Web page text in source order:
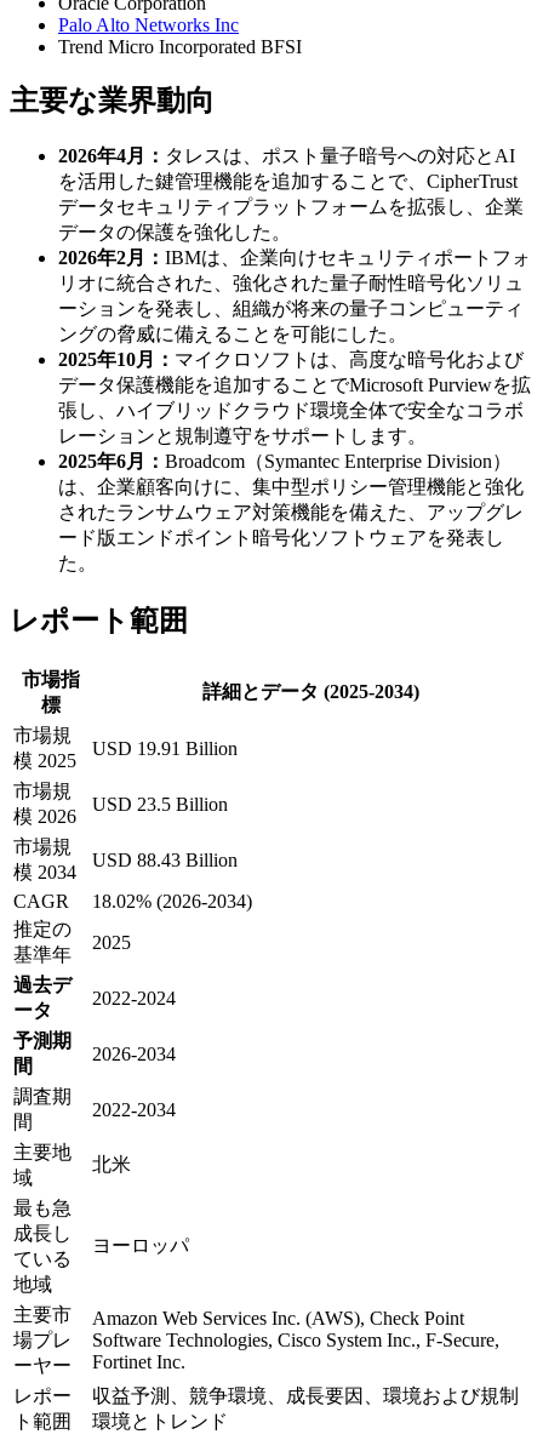
Palo Alto Networks Inc
Trend Micro Incorporated BFSI
主要な業界動向
2026年4月： タレスは、ポスト量子暗号への対応とAI
を活用した鍵管理機能を追加することで、CipherTrust
データセキュリティプラットフォームを拡張し、企業
データの保護を強化した。
2026年2月： IBMは、企業向けセキュリティポートフォ
リオに統合された、強化された量子耐性暗号化ソリュ
ーションを発表し、組織が将来の量子コンピューティ
ングの脅威に備えることを可能にした。
2025年10月： マイクロソフトは、高度な暗号化および
データ保護機能を追加することでMicrosoft Purviewを拡
張し、ハイブリッドクラウド環境全体で安全なコラボ
レーションと規制遵守をサポートします。
2025年6月： Broadcom（Symantec Enterprise Division）
は、企業顧客向けに、集中型ポリシー管理機能と強化
されたランサムウェア対策機能を備えた、アップグレ
ード版エンドポイント暗号化ソフトウェアを発表し
た。
レポート範囲
市場指
標
詳細とデータ (2025-2034)
市場規
模 2025
USD 19.91 Billion
市場規
模 2026
USD 23.5 Billion
市場規
模 2034
USD 88.43 Billion
CAGR
18.02% (2026-2034)
推定の
基準年
2025
過去デ
ータ
2022-2024
予測期
間
2026-2034
調査期
間
2022-2034
主要地
域
北米
最も急
成長し
ている
地域
ヨーロッパ
主要市
場プレ
ーヤー
Amazon Web Services Inc. (AWS), Check Point
Software Technologies, Cisco System Inc., F-Secure,
Fortinet Inc.
レポー
ト範囲
収益予測、競争環境、成長要因、環境および規制
環境とトレンド